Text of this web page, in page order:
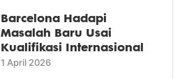
Barcelona Hadapi
Masalah Baru Usai
Kualifikasi Internasional
1 April 2026